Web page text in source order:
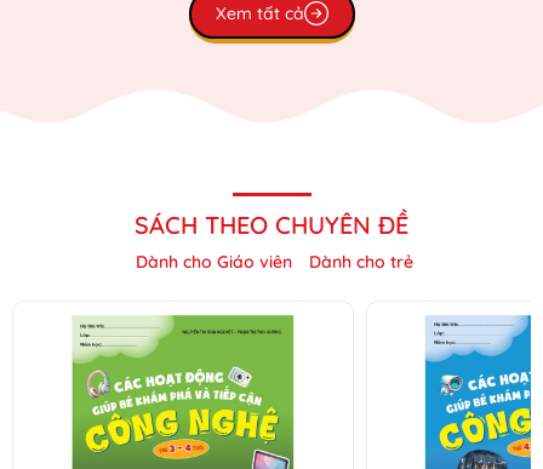
Xem tất cả
SÁCH THEO CHUYÊN ĐỀ
Dành cho Giáo viên Dành cho trẻ